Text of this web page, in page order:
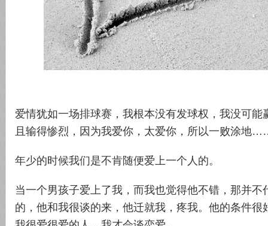
爱情犹如一场排球赛，我根本没有发球权，我没可能
且输得惨烈，因为我爱你，太爱你，所以一败涂地
年少的时候我们是不肯随便爱上一个人的。
当一个男孩子爱上了我，而我也觉得他不错，那并不
的，他和我很谈的来，他迁就我，疼我。他的条件很